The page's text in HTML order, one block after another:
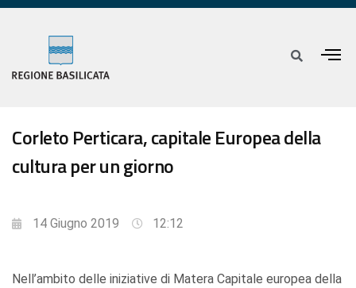
Corleto Perticara, capitale Europea della
cultura per un giorno
14 Giugno 2019 12:12
Nell’ambito delle iniziative di Matera Capitale europea della